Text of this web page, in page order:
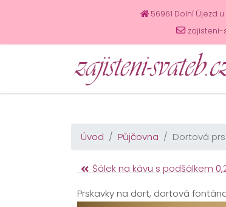
56961 Dolní Újezd
zajisteni-
Úvod Půjčovna Dortová
Šálek na kávu s podšálkem
Prskavky na dort, dortová